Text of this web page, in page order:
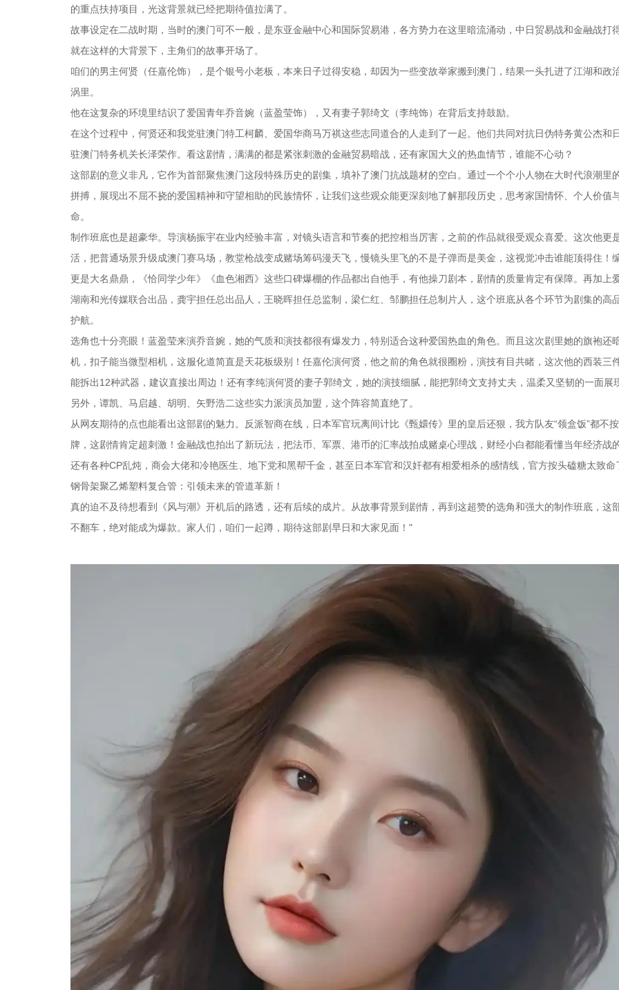
的重点扶持项目，光这背景就已经把期待值拉满了。
故事设定在二战时期，当时的澳门可不一般，是东亚金融中心和国际贸易港，各方势力在这里暗流涌动，中日贸易战和金融战打
就在这样的大背景下，主角们的故事开场了。
咱们的男主何贤（任嘉伦饰），是个银号小老板，本来日子过得安稳，却因为一些变故举家搬到澳门，结果一头扎进了江湖和政
涡里。
他在这复杂的环境里结识了爱国青年乔音婉（蓝盈莹饰），又有妻子郭绮文（李纯饰）在背后支持鼓励。
在这个过程中，何贤还和我党驻澳门特工柯麟、爱国华商马万祺这些志同道合的人走到了一起。他们共同对抗日伪特务黄公杰和
驻澳门特务机关长泽荣作。看这剧情，满满的都是紧张刺激的金融贸易暗战，还有家国大义的热血情节，谁能不心动？
这部剧的意义非凡，它作为首部聚焦澳门这段特殊历史的剧集，填补了澳门抗战题材的空白。通过一个个小人物在大时代浪潮里
拼搏，展现出不屈不挠的爱国精神和守望相助的民族情怀，让我们这些观众能更深刻地了解那段历史，思考家国情怀、个人价值
命。
制作班底也是超豪华。导演杨振宇在业内经验丰富，对镜头语言和节奏的把控相当厉害，之前的作品就很受观众喜爱。这次他更
活，把普通场景升级成澳门赛马场，教堂枪战变成赌场筹码漫天飞，慢镜头里飞的不是子弹而是美金，这视觉冲击谁能顶得住！
更是大名鼎鼎，《恰同学少年》《血色湘西》这些口碑爆棚的作品都出自他手，有他操刀剧本，剧情的质量肯定有保障。再加上
湖南和光传媒联合出品，龚宇担任总出品人，王晓晖担任总监制，梁仁红、邹鹏担任总制片人，这个班底从各个环节为剧集的高
护航。
选角也十分亮眼！蓝盈莹来演乔音婉，她的气质和演技都很有爆发力，特别适合这种爱国热血的角色。而且这次剧里她的旗袍还
机，扣子能当微型相机，这服化道简直是天花板级别！任嘉伦演何贤，他之前的角色就很圈粉，演技有目共睹，这次他的西装三
能拆出12种武器，建议直接出周边！还有李纯演何贤的妻子郭绮文，她的演技细腻，能把郭绮文支持丈夫，温柔又坚韧的一面展
另外，谭凯、马启越、胡明、矢野浩二这些实力派演员加盟，这个阵容简直绝了。
从网友期待的点也能看出这部剧的魅力。反派智商在线，日本军官玩离间计比《甄嬛传》里的皇后还狠，我方队友“领盒饭”都不
牌，这剧情肯定超刺激！金融战也拍出了新玩法，把法币、军票、港币的汇率战拍成赌桌心理战，财经小白都能看懂当年经济战
还有各种CP乱炖，商会大佬和冷艳医生、地下党和黑帮千金，甚至日本军官和汉奸都有相爱相杀的感情线，官方按头磕糖太致命
钢骨架聚乙烯塑料复合管：引领未来的管道革新！
真的迫不及待想看到《风与潮》开机后的路透，还有后续的成片。从故事背景到剧情，再到这超赞的选角和强大的制作班底，这
不翻车，绝对能成为爆款。家人们，咱们一起蹲，期待这部剧早日和大家见面！"